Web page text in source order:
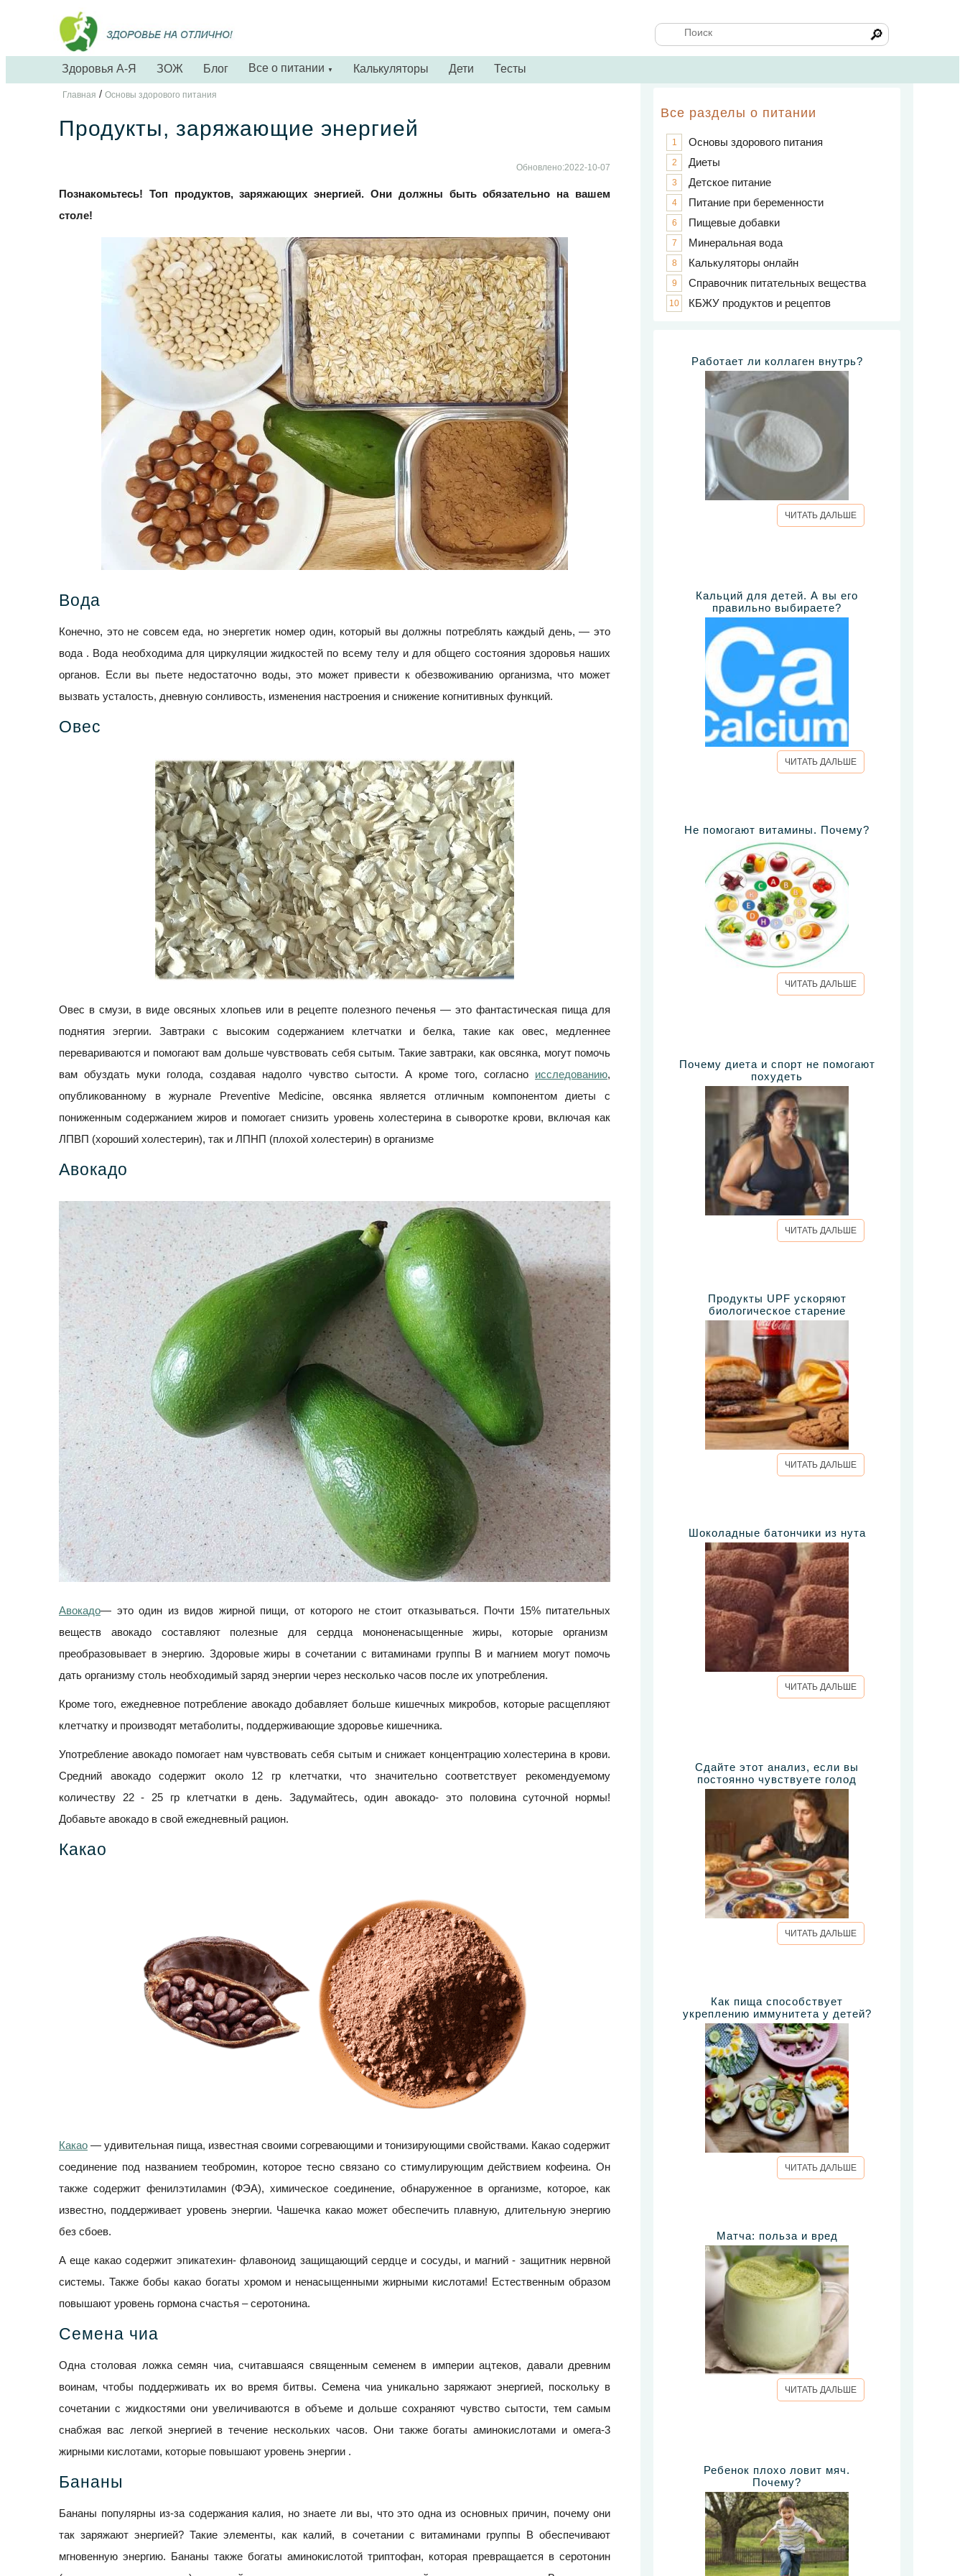
🔎
Здоровья А-Я ЗОЖ Блог Все о питании ▼ Калькуляторы Дети Тесты
Главная / Основы здорового питания
Продукты, заряжающие энергией
Обновлено:2022-10-07
Познакомьтесь! Топ продуктов, заряжающих энергией. Они должны быть обязательно на вашем
столе!
Вода
Конечно, это не совсем еда, но энергетик номер один, который вы должны потреблять каждый день, — это
вода . Вода необходима для циркуляции жидкостей по всему телу и для общего состояния здоровья наших
органов. Если вы пьете недостаточно воды, это может привести к обезвоживанию организма, что может
вызвать усталость, дневную сонливость, изменения настроения и снижение когнитивных функций.
Овес
Овес в смузи, в виде овсяных хлопьев или в рецепте полезного печенья — это фантастическая пища для
поднятия эгергии. Завтраки с высоким содержанием клетчатки и белка, такие как овес, медленнее
перевариваются и помогают вам дольше чувствовать себя сытым. Такие завтраки, как овсянка, могут помочь
вам обуздать муки голода, создавая надолго чувство сытости. А кроме того, согласно исследованию,
опубликованному в журнале Preventive Medicine, овсянка является отличным компонентом диеты с
пониженным содержанием жиров и помогает снизить уровень холестерина в сыворотке крови, включая как
ЛПВП (хороший холестерин), так и ЛПНП (плохой холестерин) в организме
Авокадо
Авокадо— это один из видов жирной пищи, от которого не стоит отказываться. Почти 15% питательных
веществ авокадо составляют полезные для сердца мононенасыщенные жиры, которые организм
преобразовывает в энергию. Здоровые жиры в сочетании с витаминами группы В и магнием могут помочь
дать организму столь необходимый заряд энергии через несколько часов после их употребления.
Кроме того, ежедневное потребление авокадо добавляет больше кишечных микробов, которые расщепляют
клетчатку и производят метаболиты, поддерживающие здоровье кишечника.
Употребление авокадо помогает нам чувствовать себя сытым и снижает концентрацию холестерина в крови.
Средний авокадо содержит около 12 гр клетчатки, что значительно соответствует рекомендуемому
количеству 22 - 25 гр клетчатки в день. Задумайтесь, один авокадо- это половина суточной нормы!
Добавьте авокадо в свой ежедневный рацион.
Какао
Какао — удивительная пища, известная своими согревающими и тонизирующими свойствами. Какао содержит
соединение под названием теобромин, которое тесно связано со стимулирующим действием кофеина. Он
также содержит фенилэтиламин (ФЭА), химическое соединение, обнаруженное в организме, которое, как
известно, поддерживает уровень энергии. Чашечка какао может обеспечить плавную, длительную энергию
без сбоев.
А еще какао содержит эпикатехин- флавоноид защищающий сердце и сосуды, и магний - защитник нервной
системы. Также бобы какао богаты хромом и ненасыщенными жирными кислотами! Естественным образом
повышают уровень гормона счастья – серотонина.
Семена чиа
Одна столовая ложка семян чиа, считавшаяся священным семенем в империи ацтеков, давали древним
воинам, чтобы поддерживать их во время битвы. Семена чиа уникально заряжают энергией, поскольку в
сочетании с жидкостями они увеличиваются в объеме и дольше сохраняют чувство сытости, тем самым
снабжая вас легкой энергией в течение нескольких часов. Они также богаты аминокислотами и омега-3
жирными кислотами, которые повышают уровень энергии .
Бананы
Бананы популярны из-за содержания калия, но знаете ли вы, что это одна из основных причин, почему они
так заряжают энергией? Такие элементы, как калий, в сочетании с витаминами группы В обеспечивают
мгновенную энергию. Бананы также богаты аминокислотой триптофан, которая превращается в серотонин
Все разделы о питании
1 Основы здорового питания
2 Диеты
3 Детское питание
4 Питание при беременности
6 Пищевые добавки
7 Минеральная вода
8 Калькуляторы онлайн
9 Справочник питательных вещества
10 КБЖУ продуктов и рецептов
Работает ли коллаген внутрь?
ЧИТАТЬ ДАЛЬШЕ
Кальций для детей. А вы его
правильно выбираете?
ЧИТАТЬ ДАЛЬШЕ
Не помогают витамины. Почему?
ЧИТАТЬ ДАЛЬШЕ
Почему диета и спорт не помогают
похудеть
ЧИТАТЬ ДАЛЬШЕ
Продукты UPF ускоряют
биологическое старение
ЧИТАТЬ ДАЛЬШЕ
Шоколадные батончики из нута
ЧИТАТЬ ДАЛЬШЕ
Сдайте этот анализ, если вы
постоянно чувствуете голод
ЧИТАТЬ ДАЛЬШЕ
Как пища способствует
укреплению иммунитета у детей?
ЧИТАТЬ ДАЛЬШЕ
Матча: польза и вред
ЧИТАТЬ ДАЛЬШЕ
Ребенок плохо ловит мяч.
Почему?